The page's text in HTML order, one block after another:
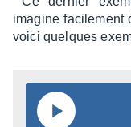
imagine faci­le­ment
voici quelques